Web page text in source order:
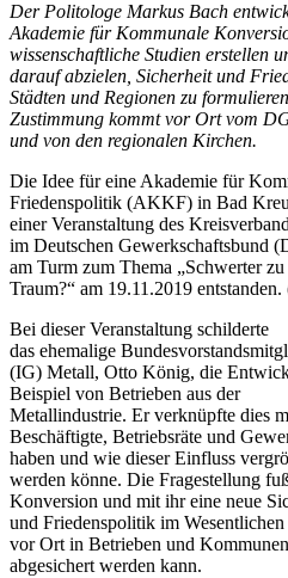
Der Politologe Markus Bach
Akademie für Kommunale
wissenschaftliche Studien erstellen
darauf abzielen, Sicherheit und
Städten und Regionen zu
Zustimmung kommt vor Ort vom
und von den regionalen Kirchen.
Die Idee für eine Akademie für
Friedenspolitik (AKKF) in Bad
einer Veranstaltung des
im Deutschen Gewerkschaftsbund
am Turm zum Thema „Schwerter
Traum?“ am 19.11.2019 entstanden.
Bei dieser Veranstaltung schilderte
das ehemalige
(IG) Metall, Otto König, die
Beispiel von Betrieben aus der
Metallindustrie. Er verknüpfte dies
Beschäftigte, Betriebsräte und
haben und wie dieser Einfluss
werden könne. Die Fragestellung
Konversion und mit ihr eine neue
und Friedenspolitik im
vor Ort in Betrieben und
abgesichert werden kann.